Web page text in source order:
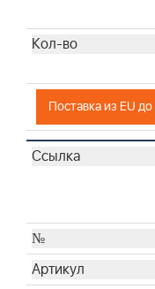
Поставка из EU